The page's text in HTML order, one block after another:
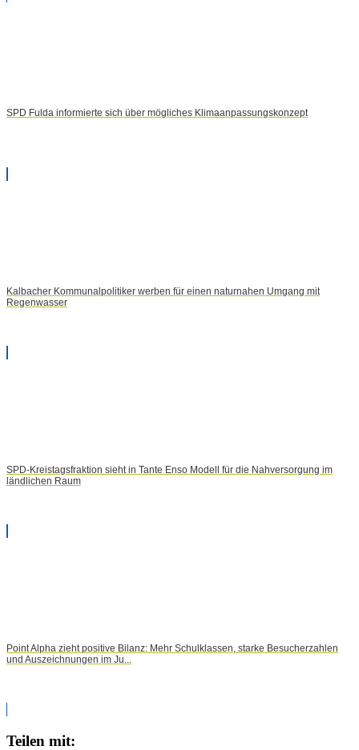
SPD Fulda informierte sich über mögliches Klimaanpassungskonzept
Kalbacher Kommunalpolitiker werben für einen naturnahen Umgang mit
Regenwasser
SPD-Kreistagsfraktion sieht in Tante Enso Modell für die Nahversorgung im
ländlichen Raum
Point Alpha zieht positive Bilanz: Mehr Schulklassen, starke Besucherzahlen
und Auszeichnungen im Ju...
Teilen mit: